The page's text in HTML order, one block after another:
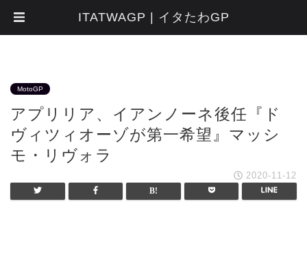
MotoGP
アプリリア、イアンノーネ後任『ド
ヴィツィオーゾが第一希望』マッシ
モ・リヴォラ
2020-11-12
ITATWAGP | イタたわGP